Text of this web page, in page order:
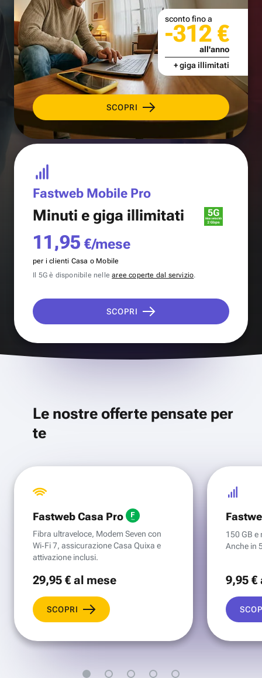
SCOPRI
sconto fino a
-312 €
all'anno
+ giga illimitati
Fastweb Mobile Pro
Minuti e giga illimitati
11,95 €/mese
per i clienti Casa o Mobile
Il 5G è disponibile nellearee coperte dal servizio.
SCOPRI
Le nostre offerte pensate per
te
Fastweb Casa Pro
Fibra ultraveloce, Modem Seven con
Wi‑Fi 7, assicurazione Casa Quixa e
attivazione inclusi.
29,95 €al mese
SCOPRI
150 GB e
Anche in
9,95 €